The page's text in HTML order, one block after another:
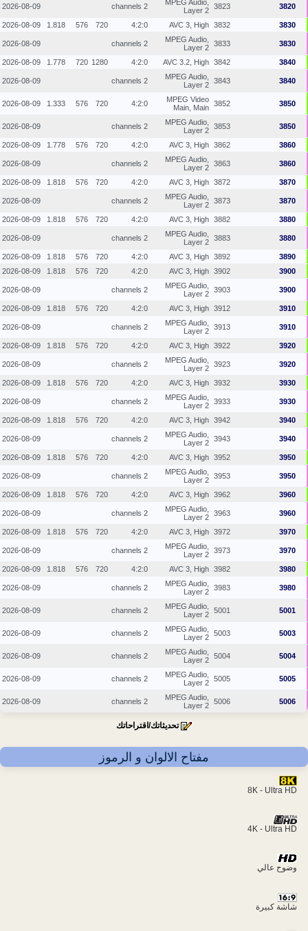
3820
3823
MPEG Audio,
Layer 2
2 channels
2026-08-09
3830
3832
AVC 3, High
4:2:0
720
576
1.818
2026-08-09
3830
3833
MPEG Audio,
Layer 2
2 channels
2026-08-09
3840
3842
AVC 3.2, High
4:2:0
1280
720
1.778
2026-08-09
3840
3843
MPEG Audio,
Layer 2
2 channels
2026-08-09
3850
3852
MPEG Video
Main, Main
4:2:0
720
576
1.333
2026-08-09
3850
3853
MPEG Audio,
Layer 2
2 channels
2026-08-09
3860
3862
AVC 3, High
4:2:0
720
576
1.778
2026-08-09
3860
3863
MPEG Audio,
Layer 2
2 channels
2026-08-09
3870
3872
AVC 3, High
4:2:0
720
576
1.818
2026-08-09
3870
3873
MPEG Audio,
Layer 2
2 channels
2026-08-09
3880
3882
AVC 3, High
4:2:0
720
576
1.818
2026-08-09
3880
3883
MPEG Audio,
Layer 2
2 channels
2026-08-09
3890
3892
AVC 3, High
4:2:0
720
576
1.818
2026-08-09
3900
3902
AVC 3, High
4:2:0
720
576
1.818
2026-08-09
3900
3903
MPEG Audio,
Layer 2
2 channels
2026-08-09
3910
3912
AVC 3, High
4:2:0
720
576
1.818
2026-08-09
3910
3913
MPEG Audio,
Layer 2
2 channels
2026-08-09
3920
3922
AVC 3, High
4:2:0
720
576
1.818
2026-08-09
3920
3923
MPEG Audio,
Layer 2
2 channels
2026-08-09
3930
3932
AVC 3, High
4:2:0
720
576
1.818
2026-08-09
3930
3933
MPEG Audio,
Layer 2
2 channels
2026-08-09
3940
3942
AVC 3, High
4:2:0
720
576
1.818
2026-08-09
3940
3943
MPEG Audio,
Layer 2
2 channels
2026-08-09
3950
3952
AVC 3, High
4:2:0
720
576
1.818
2026-08-09
3950
3953
MPEG Audio,
Layer 2
2 channels
2026-08-09
3960
3962
AVC 3, High
4:2:0
720
576
1.818
2026-08-09
3960
3963
MPEG Audio,
Layer 2
2 channels
2026-08-09
3970
3972
AVC 3, High
4:2:0
720
576
1.818
2026-08-09
3970
3973
MPEG Audio,
Layer 2
2 channels
2026-08-09
3980
3982
AVC 3, High
4:2:0
720
576
1.818
2026-08-09
3980
3983
MPEG Audio,
Layer 2
2 channels
2026-08-09
5001
5001
MPEG Audio,
Layer 2
2 channels
2026-08-09
5003
5003
MPEG Audio,
Layer 2
2 channels
2026-08-09
5004
5004
MPEG Audio,
Layer 2
2 channels
2026-08-09
5005
5005
MPEG Audio,
Layer 2
2 channels
2026-08-09
5006
5006
MPEG Audio,
Layer 2
2 channels
2026-08-09
تحديثاتك/اقتراحاتك
مفتاح الالوان و الرموز
8K - Ultra HD
4K - Ultra HD
وضوح عالي
شاشة كبيرة